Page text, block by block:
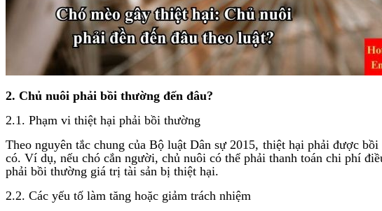
2. Chủ nuôi phải bồi thường đến đâu?
2.1. Phạm vi thiệt hại phải bồi thường
Theo nguyên tắc chung của Bộ luật Dân sự 2015, thiệt hại phải được
có. Ví dụ, nếu chó cắn người, chủ nuôi có thể phải thanh toán chi phí
phải bồi thường giá trị tài sản bị thiệt hại.
2.2. Các yếu tố làm tăng hoặc giảm trách nhiệm